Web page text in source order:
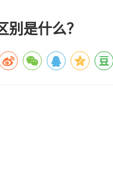
是什么？